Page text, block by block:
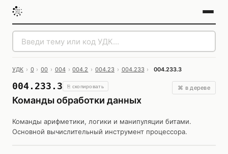
УДК › 0 › 00 › 004 › 004.2 › 004.23 › 004.233 › 004.233.3
004.233.3 ⎘ скопировать
Команды обработки данных
⌘ в дереве
Команды арифметики, логики и манипуляции битами.
Основной вычислительный инструмент процессора.